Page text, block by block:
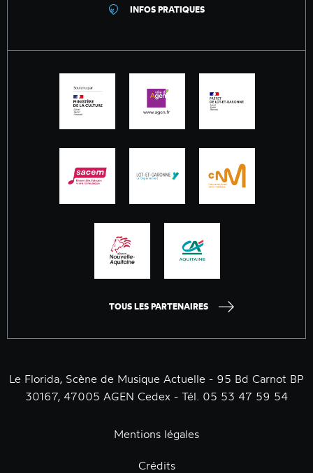
INFOS PRATIQUES
TOUS LES PARTENAIRES
Le Florida, Scène de Musique Actuelle - 95 Bd Carnot BP
30167, 47005 AGEN Cedex - Tél. 05 53 47 59 54
Mentions légales
Crédits